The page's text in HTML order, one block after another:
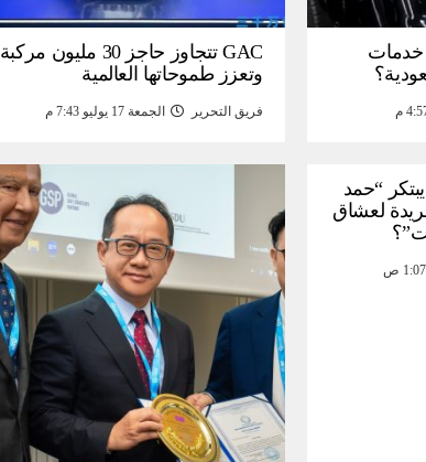
GAC تتجاوز حاجز 30 مليون مركبة
وتعزز طموحاتها العالمية
فريق التحرير الجمعة 17 يوليو 7:43 م
“حمد
لعشاق